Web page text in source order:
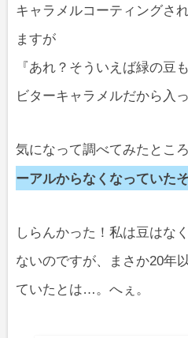
キャラメルコーティングさ
ますが
『あれ？そういえば緑の豆
ビターキャラメルだから入
気になって調べてみたところ
ーアルからなくなっていたそ
しらんかった！私は豆はな
ないのですが、まさか20年
ていたとは…。へぇ。